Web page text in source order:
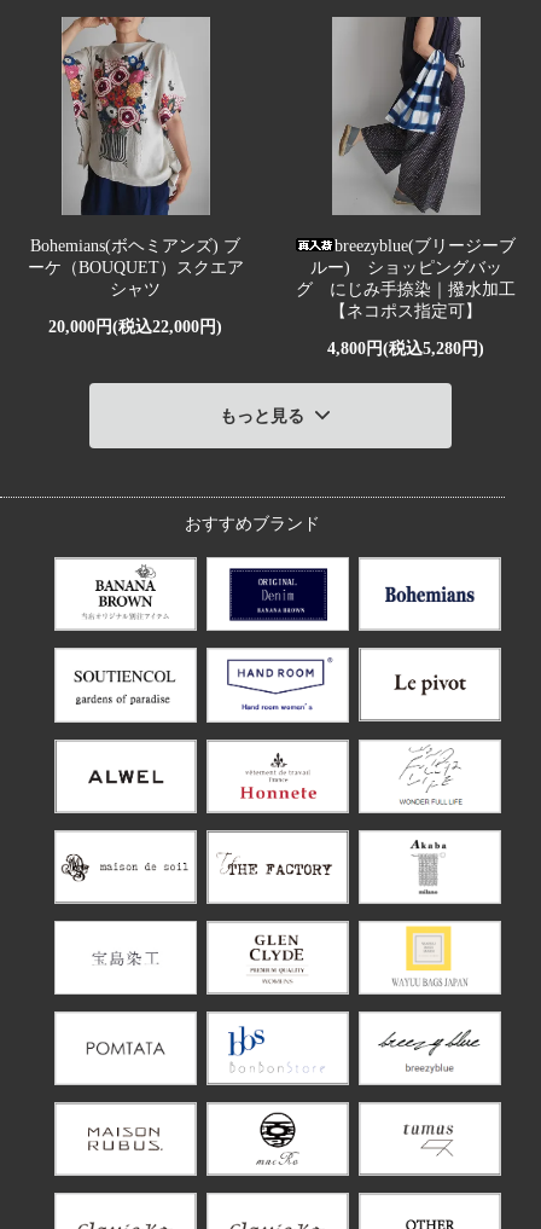
Bohemians(ボヘミアンズ) ブ
ーケ（BOUQUET）スクエア
シャツ
20,000円(税込22,000円)
breezyblue(ブリージーブ
ルー) ショッピングバッ
グ にじみ手捺染｜撥水加工
【ネコポス指定可】
4,800円(税込5,280円)
もっと見る
おすすめブランド